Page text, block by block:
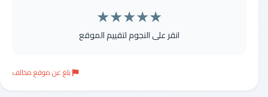
★
★
★
★
★
انقر على النجوم لتقييم الموقع
بلغ عن موقع مخالف